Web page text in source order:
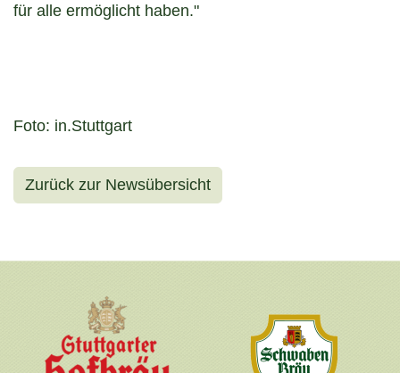
für alle ermöglicht haben."
Foto: in.Stuttgart
Zurück zur Newsübersicht